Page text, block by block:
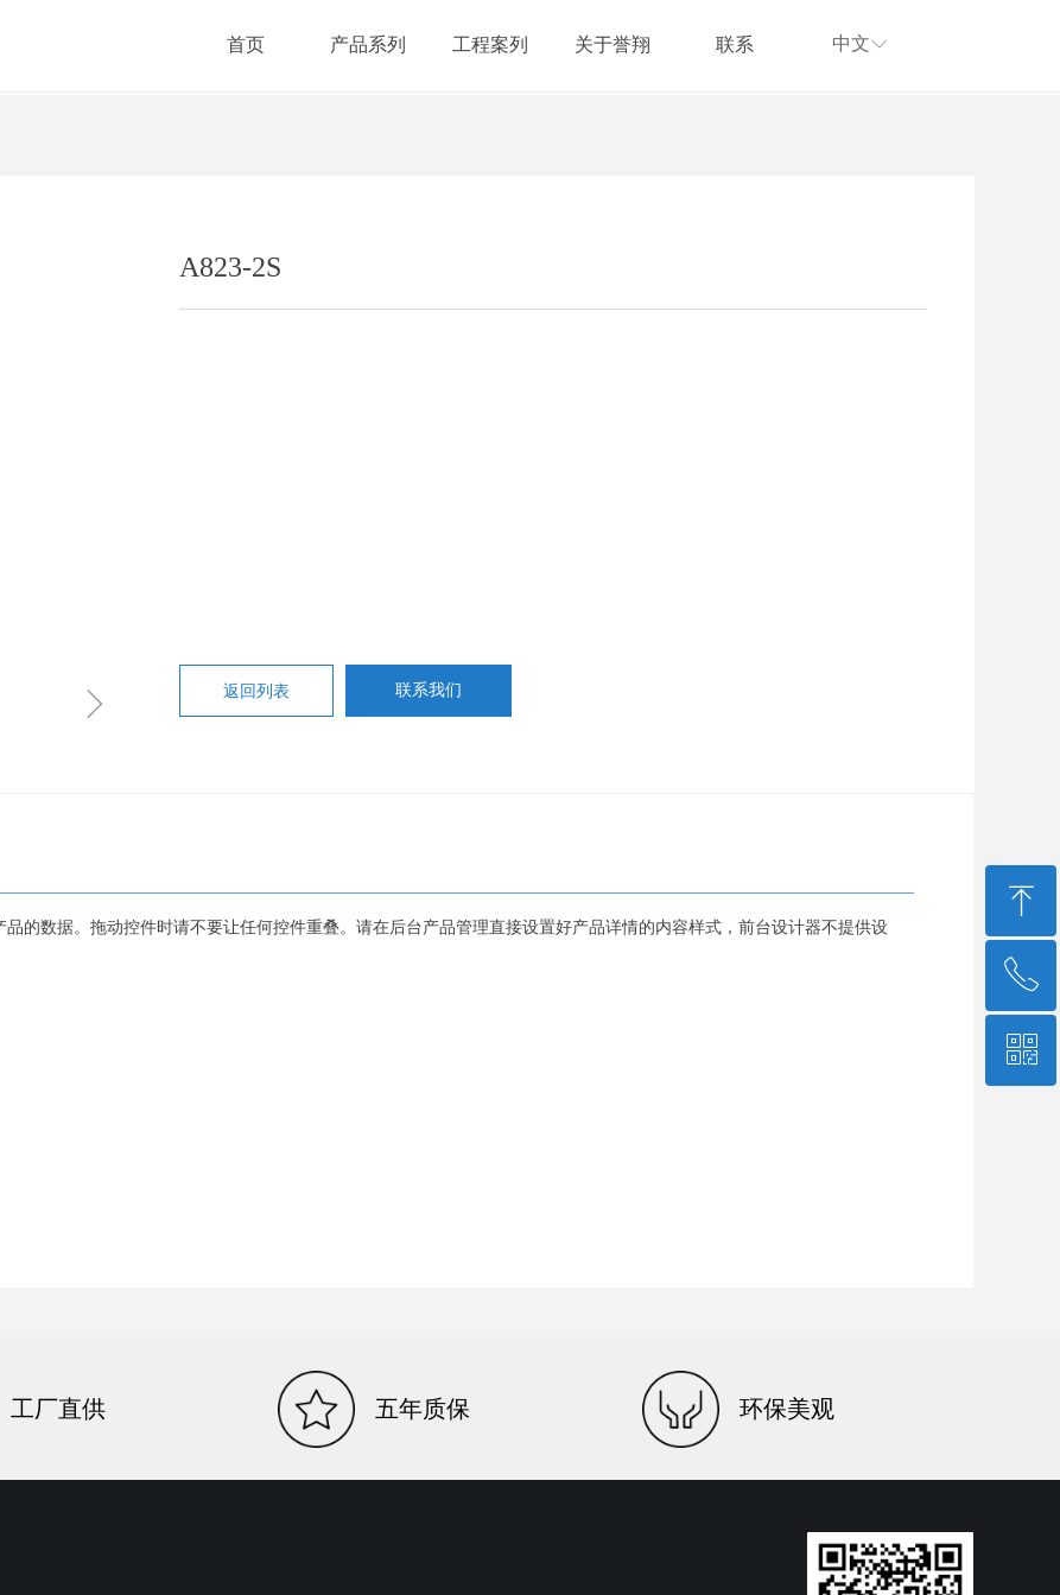
首页 产品系列 工程案列 关于誉翔 联系 ꀅ
中文
ꁇ
A823-2S
返回列表 联系我们
品的数据。拖动控件时请不要让任何控件重叠。请在后台产品管理直接设置好产品详情的内容样式，前台设计器不提供设
工厂直供 五年质保 环保美观
ꁸ
回到顶部
ꂅ
0757-86908660
ꀥ